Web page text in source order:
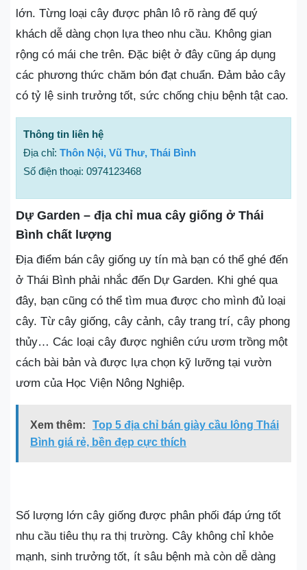
lớn. Từng loại cây được phân lô rõ ràng để quý
khách dễ dàng chọn lựa theo nhu cầu. Không gian
rộng có mái che trên. Đặc biệt ở đây cũng áp dụng
các phương thức chăm bón đạt chuẩn. Đảm bảo cây
có tỷ lệ sinh trưởng tốt, sức chống chịu bệnh tật cao.
Thông tin liên hệ
Địa chỉ: Thôn Nội, Vũ Thư, Thái Bình
Số điện thoại: 0974123468
Dự Garden – địa chỉ mua cây giống ở Thái
Bình chất lượng
Địa điểm bán cây giống uy tín mà bạn có thể ghé đến
ở Thái Bình phải nhắc đến Dự Garden. Khi ghé qua
đây, bạn cũng có thể tìm mua được cho mình đủ loại
cây. Từ cây giống, cây cảnh, cây trang trí, cây phong
thủy… Các loại cây được nghiên cứu ươm trồng một
cách bài bản và được lựa chọn kỹ lưỡng tại vườn
ươm của Học Viện Nông Nghiệp.
Xem thêm:
Top 5 địa chỉ bán giày cầu lông Thái
Bình giá rẻ, bền đẹp cực thích
Số lượng lớn cây giống được phân phối đáp ứng tốt
nhu cầu tiêu thụ ra thị trường. Cây không chỉ khỏe
mạnh, sinh trưởng tốt, ít sâu bệnh mà còn dễ dàng